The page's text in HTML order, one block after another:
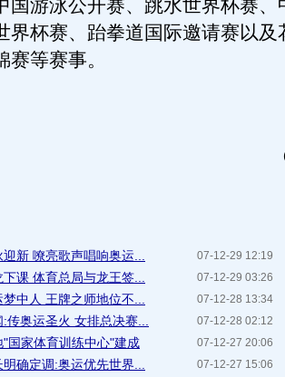
国游泳公开赛、跳水世界杯赛、
界杯赛、跆拳道国际邀请赛以及
等赛事。
07-12-29 12:19
迎新 嘹亮歌声唱响奥运...
07-12-29 03:26
课 体育总局与龙王签...
07-12-28 13:34
中人 王牌之师地位不...
07-12-28 02:12
奥运圣火 女排总决赛...
07-12-27 20:06
"国家体育训练中心"建成
07-12-27 15:06
确定调:奥运优先世界...